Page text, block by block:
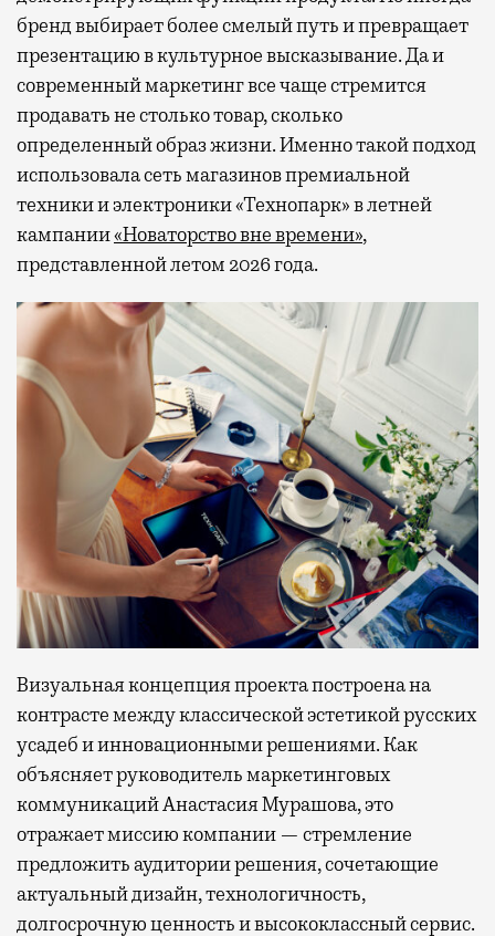
бренд выбирает более смелый путь и превращает
презентацию в культурное высказывание. Да и
современный маркетинг все чаще стремится
продавать не столько товар, сколько
определенный образ жизни. Именно такой подход
использовала сеть магазинов премиальной
техники и электроники «Технопарк» в летней
кампании«Новаторство вне времени»,
представленной летом 2026 года.
Визуальная концепция проекта построена на
контрасте между классической эстетикой русских
усадеб и инновационными решениями. Как
объясняет руководитель маркетинговых
коммуникаций Анастасия Мурашова, это
отражает миссию компании — стремление
предложить аудитории решения, сочетающие
актуальный дизайн, технологичность,
долгосрочную ценность и высококлассный сервис.